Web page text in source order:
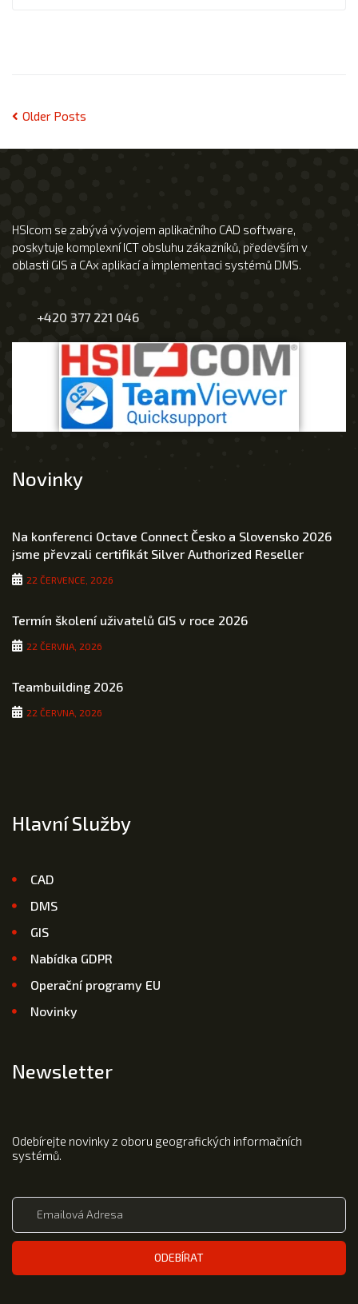
Older Posts
HSIcom se zabývá vývojem aplikačního CAD software,
poskytuje komplexní ICT obsluhu zákazníků, především v
oblasti GIS a CAx aplikací a implementaci systémů DMS.
+420 377 221 046
Novinky
Na konferenci Octave Connect Česko a Slovensko 2026
jsme převzali certifikát Silver Authorized Reseller
22 ČERVENCE, 2026
Termín školení uživatelů GIS v roce 2026
22 ČERVNA, 2026
Teambuilding 2026
22 ČERVNA, 2026
Hlavní Služby
CAD
DMS
GIS
Nabídka GDPR
Operační programy EU
Novinky
Newsletter
Odebírejte novinky z oboru geografických informačních
systémů.
ODEBÍRAT